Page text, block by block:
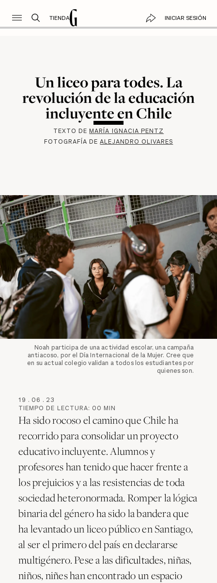
TIENDA INICIAR SESIÓN
Un liceo para todes. La
revolución de la educación
incluyente en Chile
TEXTO DEMARÍA IGNACIA PENTZ
FOTOGRAFÍA DEALEJANDRO OLIVARES
Noah participa de una actividad escolar, una campaña
antiacoso, por el Día Internacional de la Mujer. Cree que
en su actual colegio validan a todos los estudiantes por
quienes son.
19 . 06 . 23
TIEMPO DE LECTURA: 00 MIN
Ha sido rocoso el camino que Chile ha
recorrido para consolidar un proyecto
educativo incluyente. Alumnos y
profesores han tenido que hacer frente a
los prejuicios y a las resistencias de toda
sociedad heteronormada. Romper la lógica
binaria del género ha sido la bandera que
ha levantado un liceo público en Santiago,
al ser el primero del país en declararse
multigénero. Pese a las dificultades, niñas,
niños, niñes han encontrado un espacio